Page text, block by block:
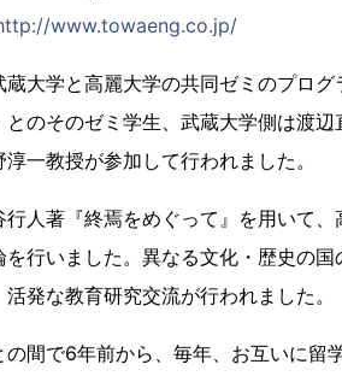
www.towaeng.co.jp/
大学と高麗大学の共同ゼミのプロ
のそのゼミ学生、武蔵大学側は渡
一教授が参加して行われました。
人著『終焉をめぐって』を用いて
行いました。異なる文化・歴史の
発な教育研究交流が行われました。
間で6年前から、毎年、お互いに留